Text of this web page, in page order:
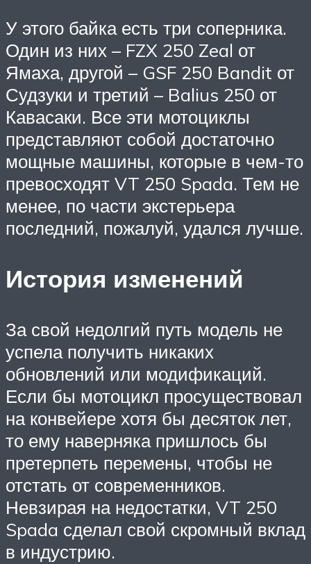
У этого байка есть три соперника.
Один из них – FZX 250 Zeal от
Ямаха, другой – GSF 250 Bandit от
Судзуки и третий – Balius 250 от
Кавасаки. Все эти мотоциклы
представляют собой достаточно
мощные машины, которые в чем-то
превосходят VT 250 Spada. Тем не
менее, по части экстерьера
последний, пожалуй, удался лучше.
История изменений
За свой недолгий путь модель не
успела получить никаких
обновлений или модификаций.
Если бы мотоцикл просуществовал
на конвейере хотя бы десяток лет,
то ему наверняка пришлось бы
претерпеть перемены, чтобы не
отстать от современников.
Невзирая на недостатки, VT 250
Spada сделал свой скромный вклад
в индустрию.